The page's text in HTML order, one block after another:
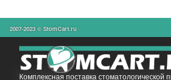
2007-2023 © StomCart.ru
Комплексная поставка стоматологической